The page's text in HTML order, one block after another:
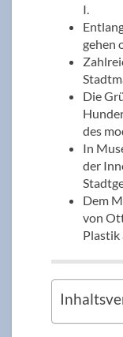
I.
gehen
Die
des
In
der
Dem
von
Plastik